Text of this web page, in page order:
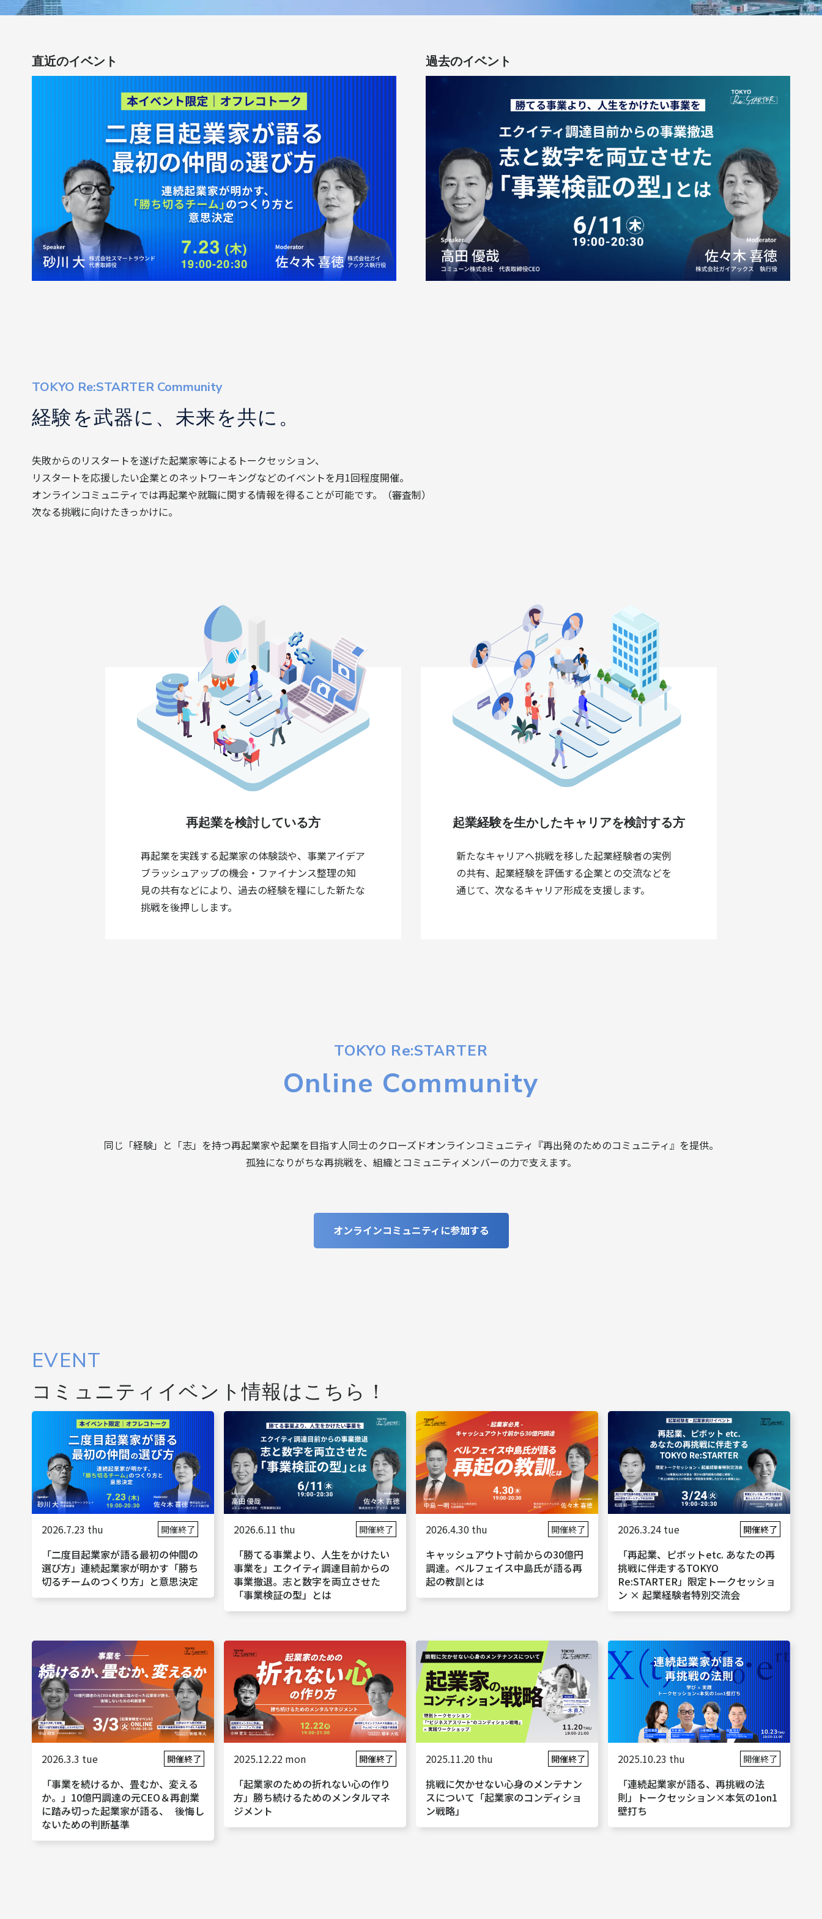
直近のイベント 過去のイベント
TOKYO Re:STARTER Community
経験を武器に、未来を共に。
失敗からのリスタートを遂げた起業家等によるトークセッション、
リスタートを応援したい企業とのネットワーキングなどのイベントを月1回程度開催。
オンラインコミュニティでは再起業や就職に関する情報を得ることが可能です。（審査制）
次なる挑戦に向けたきっかけに。
再起業を検討している方
再起業を実践する起業家の体験談や、事業アイデア
ブラッシュアップの機会・ファイナンス整理の知
見の共有などにより、過去の経験を糧にした新たな
挑戦を後押しします。
起業経験を生かしたキャリアを検討する方
新たなキャリアへ挑戦を移した起業経験者の実例
の共有、起業経験を評価する企業との交流などを
通じて、次なるキャリア形成を支援します。
TOKYO Re:STARTER
Online Community
同じ「経験」と「志」を持つ再起業家や起業を目指す人同士のクローズドオンラインコミュニティ『再出発のためのコミュニティ』を提供。
孤独になりがちな再挑戦を、組織とコミュニティメンバーの力で支えます。
オンラインコミュニティに参加する
EVENT
コミュニティイベント情報はこちら！
2026.7.23 thu 開催終了
「二度目起業家が語る最初の仲間の
選び方」連続起業家が明かす「勝ち
切るチームのつくり方」と意思決定
2026.6.11 thu 開催終了
「勝てる事業より、人生をかけたい
事業を」エクイティ調達目前からの
事業撤退。志と数字を両立させた
「事業検証の型」とは
2026.4.30 thu 開催終了
キャッシュアウト寸前からの30億円
調達。ベルフェイス中島氏が語る再
起の教訓とは
2026.3.24 tue 開催終了
「再起業、ピボットetc. あなたの再
挑戦に伴走するTOKYO
Re:STARTER」限定トークセッショ
ン × 起業経験者特別交流会
2026.3.3 tue 開催終了
「事業を続けるか、畳むか、変える
か。」10億円調達の元CEO＆再創業
に踏み切った起業家が語る、 後悔し
ないための判断基準
2025.12.22 mon 開催終了
「起業家のための折れない心の作り
方」勝ち続けるためのメンタルマネ
ジメント
2025.11.20 thu 開催終了
挑戦に欠かせない心身のメンテナン
スについて「起業家のコンディショ
ン戦略」
2025.10.23 thu 開催終了
「連続起業家が語る、再挑戦の法
則」トークセッション×本気の1on1
壁打ち